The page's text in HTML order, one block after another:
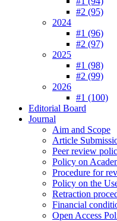
#2 (95)
2024
#1 (96)
#2 (97)
2025
#1 (98)
#2 (99)
2026
#1 (100)
Editorial Board
Journal
Aim and Scope
Article
Peer review
Policy on
Procedure for
Policy on the
Retraction
Financial
Open Access